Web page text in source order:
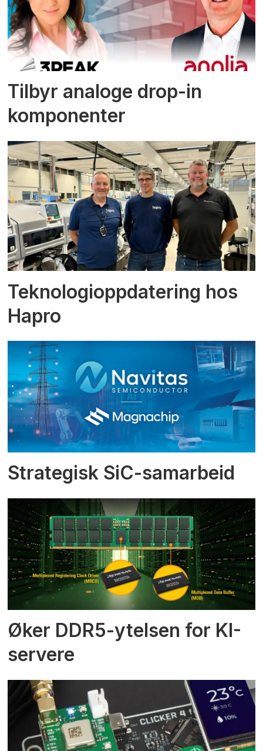
Tilbyr analoge drop-in
komponenter
Teknologioppdatering hos
Hapro
Strategisk SiC-samarbeid
Øker DDR5-ytelsen for KI-
servere